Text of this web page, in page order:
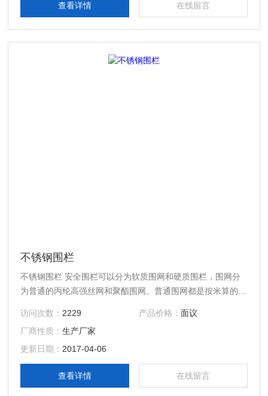
查看详情 在线留言
不锈钢围栏
不锈钢围栏 安全围栏可以分为软质围网和硬质围栏，围网分
为普通的丙纶高强丝网和聚酯围网。普通围网都是按米算的，
普通围网（网绳直径3.5mm），聚酯围网。围网一般都要配
上支架用的。一般2米左右配一个支架，也可以再长一些，但
是不要超过5米的间距。安全围栏的支架分为墩式（法兰
盘），伞式，叉式，地桩。
访问次数： 2229 产品价格： 面议
厂商性质：生产厂家
更新日期： 2017-04-06
查看详情 在线留言